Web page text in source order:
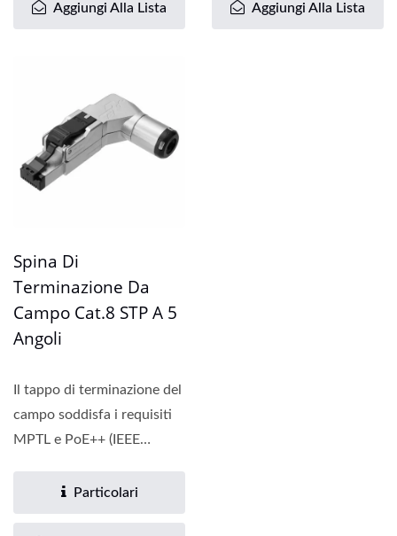
Aggiungi Alla Lista Aggiungi Alla Lista
Spina Di
Terminazione Da
Campo Cat.8 STP A 5
Angoli
Il tappo di terminazione del
campo soddisfa i requisiti
MPTL e PoE++ (IEEE
particolare...Particolari